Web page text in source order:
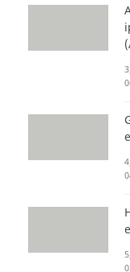
e